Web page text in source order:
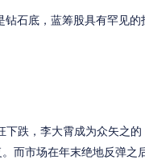
石底，蓝筹股具有罕见的
跌，李大霄成为众矢之的
而市场在年末绝地反弹之